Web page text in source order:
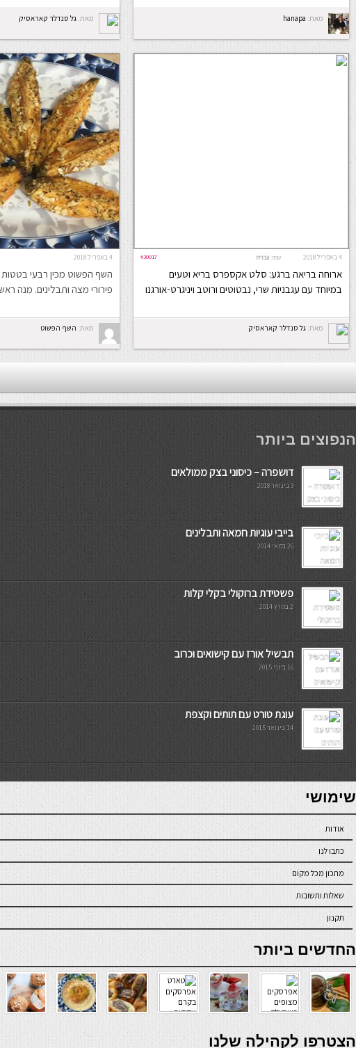
מאת: hanapa מאת: גל סנדלר קאראסיק
4 באפריל 2018 #30017 שפה: עברית
ארוחה בריאה ברגע: סלט אקספרס בריא וטעים
במיוחד עם עגבניות שרי, נבטוטים ורוטב ויניגרט-אורגנו
מאת: גל סנדלר קאראסיק
4 באפריל 2018
השף הפשוט מכין רבעי בטטות
פירורי מצה ותבלינים. מנה
מאת: השף הפשוט
мостбет кг
הנפוצים ביותר
דושפרה – כיסוני בצק ממולאים
3 בינואר 2018
בייבי עוגיות חמאה ותבלינים
26 במאי 2014
פשטידת ברוקולי בקלי קלות
2 במרץ 2014
תבשיל אורז עם קישואים וכרוב
16 ביוני 2015
עוגת טורט עם תותים וקצפת
14 בינואר 2015
7slots
seriöse online casinos österreich
שימושי
אודות
כתבו לנו
מתכון מכל מקום
שאלות ותשובות
תקנון
online casino
החדשים ביותר
verde casino
הצטרפו לקהילה שלנו